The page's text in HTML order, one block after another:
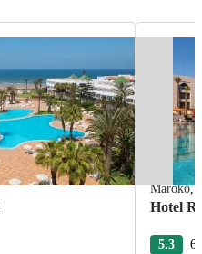
Maroko,
Hotel
5.3 6